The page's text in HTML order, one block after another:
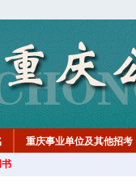
重庆事业单位及其他招考